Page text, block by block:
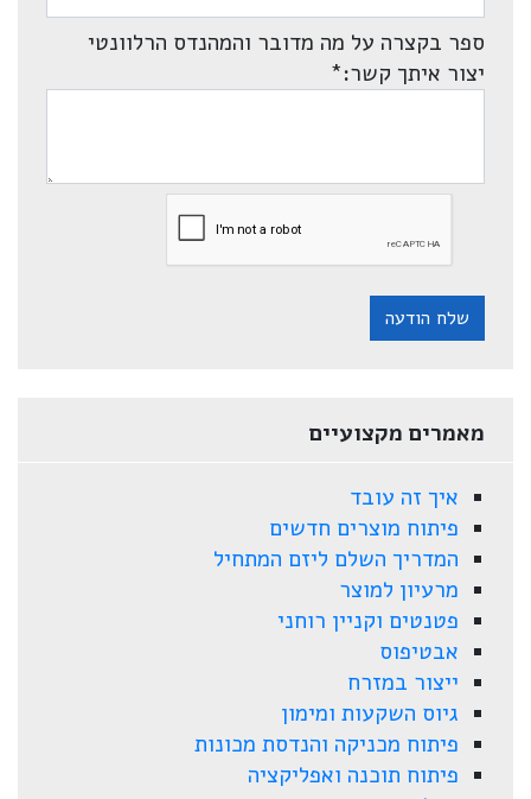
ספר בקצרה על מה מדובר והמהנדס הרלוונטי
יצור איתך קשר:*
שלח הודעה
מאמרים מקצועיים
איך זה עובד
פיתוח מוצרים חדשים
המדריך השלם ליזם המתחיל
מרעיון למוצר
פטנטים וקניין רוחני
אבטיפוס
ייצור במזרח
גיוס השקעות ומימון
פיתוח מכניקה והנדסת מכונות
פיתוח תוכנה ואפליקציה